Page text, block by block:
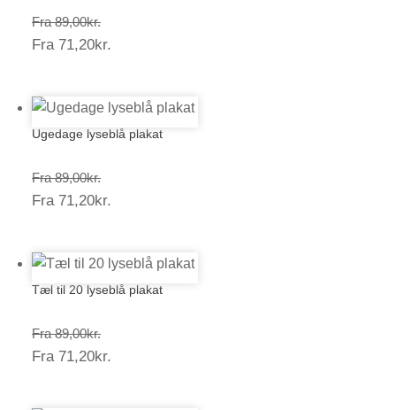
Fra 89,00kr.Prisinterval:
89,00kr.
Fra 71,20kr.
Ugedage lyseblå plakat
Fra 89,00kr.Prisinterval:
89,00kr.
Fra 71,20kr.
Tæl til 20 lyseblå plakat
Fra 89,00kr.Prisinterval:
89,00kr.
Fra 71,20kr.